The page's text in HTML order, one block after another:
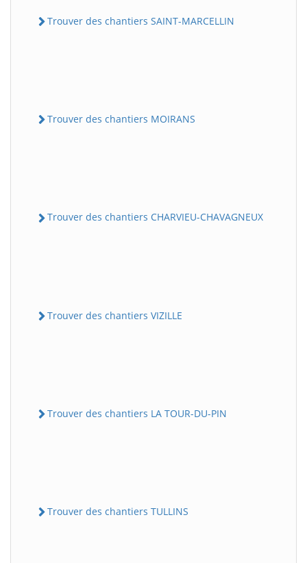
Trouver des chantiers SAINT-MARCELLIN
Trouver des chantiers MOIRANS
Trouver des chantiers CHARVIEU-CHAVAGNEUX
Trouver des chantiers VIZILLE
Trouver des chantiers LA TOUR-DU-PIN
Trouver des chantiers TULLINS